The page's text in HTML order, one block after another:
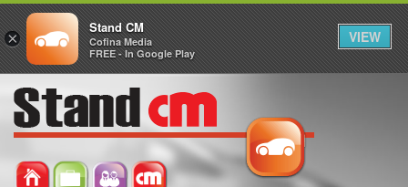
×
Stand CM
Cofina Media
FREE - In Google Play
VIEW